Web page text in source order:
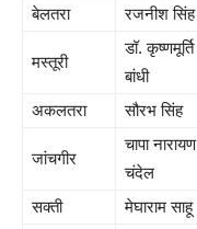
बेलतरा रजनीश सिंह
मस्तूरी
डॉ. कृष्णमूर्ति
बांधी
अकलतरा
सौरभ सिंह
जांचगीर
चापा नारायण
चंदेल
सक्ती मेघाराम साहू